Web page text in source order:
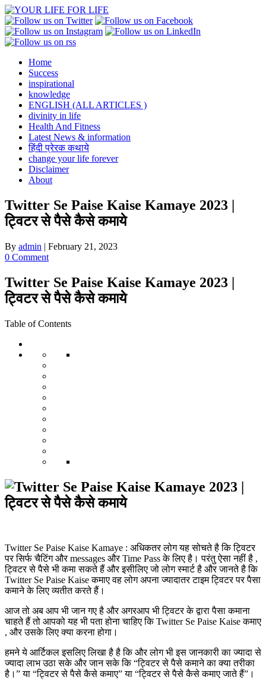
Skip
to
content
Home
Success
inspirational
knowledge
ENGLISH (ALL ARTICLES )
divinity in life
Health And Fitness
Latest News & information
हिंदी प्रेरक कथाये
change your life forever
Disclaimer
About
Twitter Se Paise Kaise Kamaye 2023 |
ट्विटर से पैसे कैसे कमाये
By admin | February 21, 2023
0 Comment
Twitter Se Paise Kaise Kamaye 2023 |
ट्विटर से पैसे कैसे कमाये
Table of Contents
Twitter Se Paise Kaise Kamaye : अधिकतर लोग यह सोचते है कि ट्विटर
पर सिर्फ चैटिंग और messages और Time Pass के लिए है। परंतु ऐसा नहीं है ,
ट्विटर से पैसे भी कमा सकते हैं और इसीलिए जो लोग स्मार्ट है और जानते है कि
Twitter Se Paise Kaise कमाए वह लोग अपना ज्यादातर टाइम ट्विटर पर पैसा
कमाने के लिए व्यतीत करते हैं।
आज तो अब आप भी जान गए है और अगरआप भी ट्विटर के द्वारा पैसा कमाना
चाहते हैं तो आपको यह भी पता होना चाहिए कि Twitter Se Paise Kaise कमाए
, और उसके लिए क्या करना होगा।
हमने ये आर्टिकल इसलिए लिखा है है कि और लोग भी इस जानकारी का ज्यादा से
ज्यादा लाभ उठा सके और जान सके कि “ट्विटर से पैसे कमाने का क्या तरीका
है।” या “ट्विटर से पैसे कैसे कमाए” या “ट्विटर से पैसे कैसे कमाए जाते हैं”।